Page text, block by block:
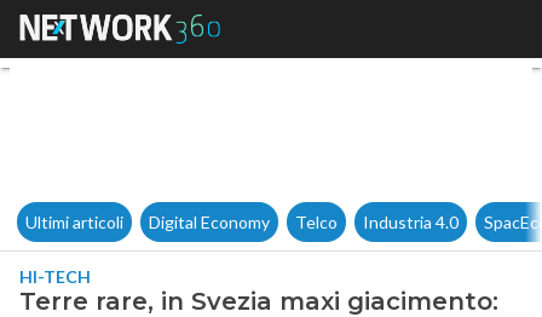
Terre rare, in Svezia maxi
Ultimi articoli Digital Economy Telco Industria 4.0
HI-TECH
Terre rare, in Svezia maxi giacimento: